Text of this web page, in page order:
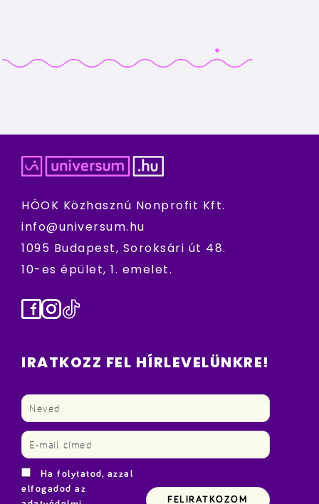
HÖOK Közhasznú Nonprofit Kft.
info@universum.hu
1095 Budapest, Soroksári út 48.
10-es épület, 1. emelet.
Facebook
Instagram
TikTok
IRATKOZZ FEL HÍRLEVELÜNKRE!
Ha folytatod, azzal
elfogadod az